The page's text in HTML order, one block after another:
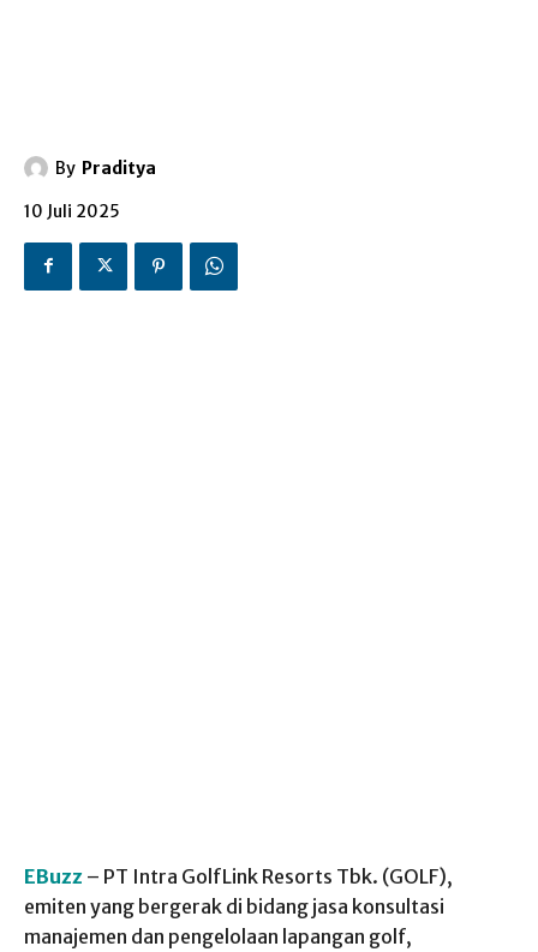
By Praditya
10 Juli 2025
EBuzz – PT Intra GolfLink Resorts Tbk. (GOLF),
emiten yang bergerak di bidang jasa konsultasi
manajemen dan pengelolaan lapangan golf,